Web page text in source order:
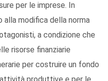
per le imprese. In
alla modifica della norma
a condizione che
risorse finanziarie
per costruire un fondo